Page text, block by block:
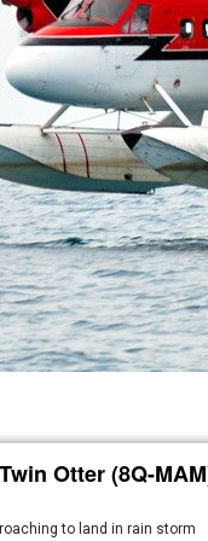
Otter (8Q-
to land in rain storm